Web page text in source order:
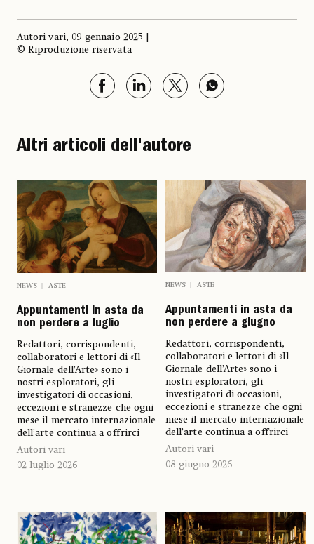
Autori vari, 09 gennaio 2025 |
© Riproduzione riservata
Altri articoli dell'autore
NEWS ASTE
Appuntamenti in asta da
non perdere a luglio
Redattori, corrispondenti,
collaboratori e lettori di «Il
Giornale dell’Arte» sono i
nostri esploratori, gli
investigatori di occasioni,
eccezioni e stranezze che ogni
mese il mercato internazionale
dell’arte continua a offrirci
Autori vari
02 luglio 2026
NEWS ASTE
Appuntamenti in asta da
non perdere a giugno
Redattori, corrispondenti,
collaboratori e lettori di «Il
Giornale dell’Arte» sono i
nostri esploratori, gli
investigatori di occasioni,
eccezioni e stranezze che ogni
mese il mercato internazionale
dell’arte continua a offrirci
Autori vari
08 giugno 2026